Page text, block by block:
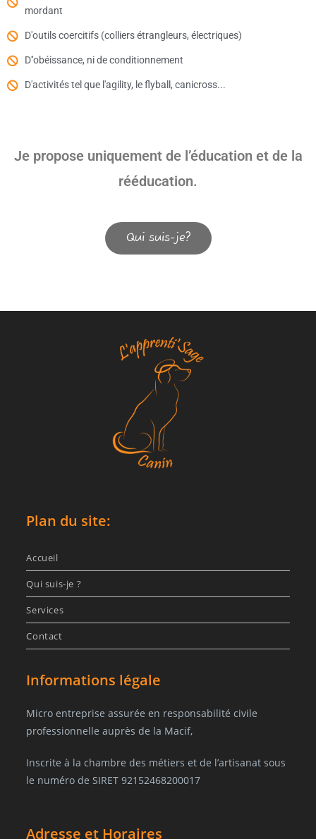
mordant
D'outils coercitifs (colliers étrangleurs, électriques)
D''obéissance, ni de conditionnement
D'activités tel que l'agility, le flyball, canicross...
Je propose uniquement de l’éducation et de la
rééducation.
Qui suis-je?
Plan du site:
Accueil
Qui suis-je ?
Services
Contact
Informations légale
Micro entreprise assurée en responsabilité civile
professionnelle auprès de la Macif,
Inscrite à la chambre des métiers et de l’artisanat sous
le numéro de SIRET 92152468200017
Adresse et Horaires